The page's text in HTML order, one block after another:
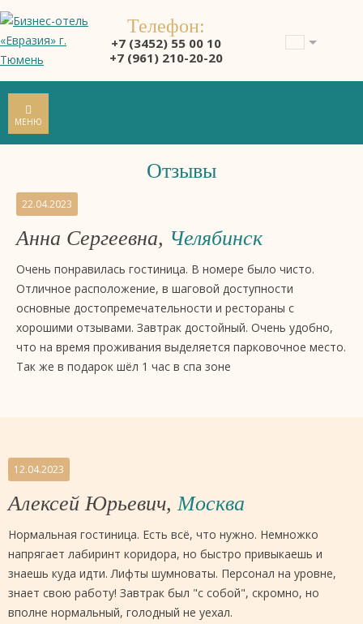
Телефон:
+7 (3452) 55 00 10
+7 (961) 210-20-20
МЕНЮ
Отзывы
Отзывы
на
бизнес-
отель
звезды
«Евразия»,
Тюмень
22.04.2023
Анна Сергеевна, Челябинск
Очень понравилась гостиница. В номере было чисто.
Отличное расположение, в шаговой доступности
основные достопремечательности и рестораны с
хорошими отзывами. Завтрак достойный. Очень удобно,
что на время проживания выделяется парковочное место.
Так же в подарок шёл 1 час в спа зоне
12.04.2023
Алексей Юрьевич,Москва
Нормальная гостиница. Есть всё, что нужно. Немножко
напрягает лабиринт коридора, но быстро привыкаешь и
знаешь куда идти. Лифты шумноваты. Персонал на уровне,
знает свою работу! Завтрак был "с собой", скромно, но
вполне нормальный, голодный не уехал.